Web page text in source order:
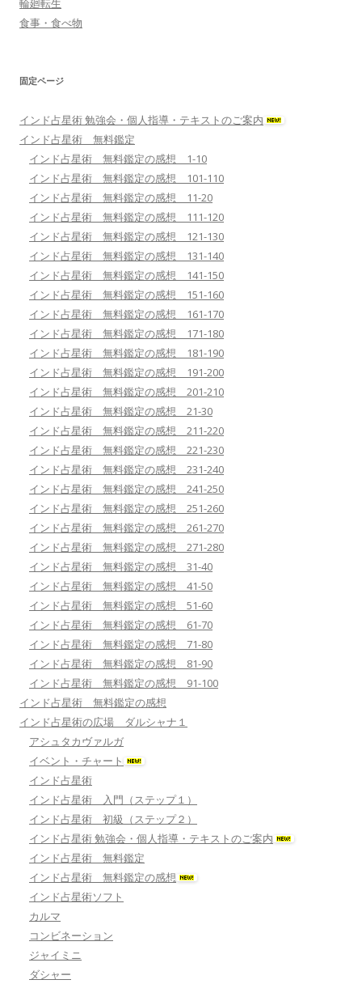
輪廻転生
食事・食べ物
固定ページ
インド占星術 勉強会・個人指導・テキストのご案内
インド占星術 無料鑑定
インド占星術 無料鑑定の感想 1-10
インド占星術 無料鑑定の感想 101-110
インド占星術 無料鑑定の感想 11-20
インド占星術 無料鑑定の感想 111-120
インド占星術 無料鑑定の感想 121-130
インド占星術 無料鑑定の感想 131-140
インド占星術 無料鑑定の感想 141-150
インド占星術 無料鑑定の感想 151-160
インド占星術 無料鑑定の感想 161-170
インド占星術 無料鑑定の感想 171-180
インド占星術 無料鑑定の感想 181-190
インド占星術 無料鑑定の感想 191-200
インド占星術 無料鑑定の感想 201-210
インド占星術 無料鑑定の感想 21-30
インド占星術 無料鑑定の感想 211-220
インド占星術 無料鑑定の感想 221-230
インド占星術 無料鑑定の感想 231-240
インド占星術 無料鑑定の感想 241-250
インド占星術 無料鑑定の感想 251-260
インド占星術 無料鑑定の感想 261-270
インド占星術 無料鑑定の感想 271-280
インド占星術 無料鑑定の感想 31-40
インド占星術 無料鑑定の感想 41-50
インド占星術 無料鑑定の感想 51-60
インド占星術 無料鑑定の感想 61-70
インド占星術 無料鑑定の感想 71-80
インド占星術 無料鑑定の感想 81-90
インド占星術 無料鑑定の感想 91-100
インド占星術 無料鑑定の感想
インド占星術の広場 ダルシャナ１
アシュタカヴァルガ
イベント・チャート
インド占星術
インド占星術 入門（ステップ１）
インド占星術 初級（ステップ２）
インド占星術 勉強会・個人指導・テキストのご案内
インド占星術 無料鑑定
インド占星術 無料鑑定の感想
インド占星術ソフト
カルマ
コンビネーション
ジャイミニ
ダシャー